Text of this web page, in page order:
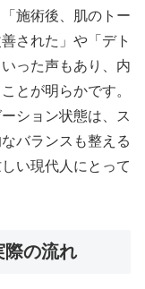
施術後、肌のトー
された」や「デト
った声もあり、内
とが明らかです。
ション状態は、ス
バランスも整える
い現代人にとって
際の流れ